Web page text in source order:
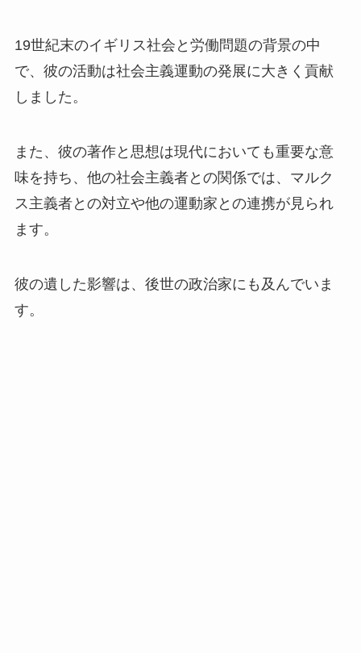
19世紀末のイギリス社会と労働問題の背景の中
で、彼の活動は社会主義運動の発展に大きく貢献
しました。
また、彼の著作と思想は現代においても重要な意
味を持ち、他の社会主義者との関係では、マルク
ス主義者との対立や他の運動家との連携が見られ
ます。
彼の遺した影響は、後世の政治家にも及んでいま
す。